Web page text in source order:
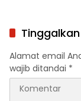
Alamat email
wajib ditandai *